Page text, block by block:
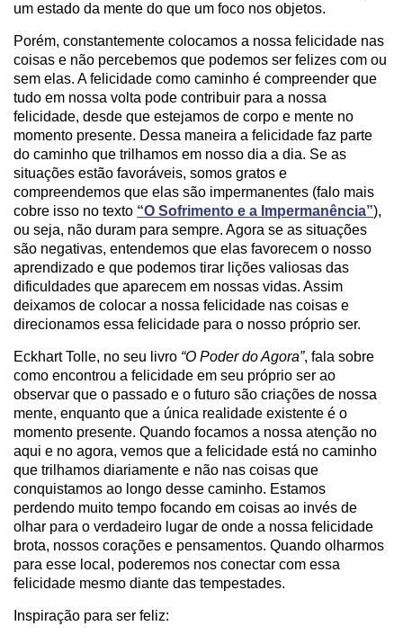
um estado da mente do que um foco nos objetos.
Porém, constantemente colocamos a nossa felicidade nas
coisas e não percebemos que podemos ser felizes com ou
sem elas. A felicidade como caminho é compreender que
tudo em nossa volta pode contribuir para a nossa
felicidade, desde que estejamos de corpo e mente no
momento presente. Dessa maneira a felicidade faz parte
do caminho que trilhamos em nosso dia a dia. Se as
situações estão favoráveis, somos gratos e
compreendemos que elas são impermanentes (falo mais
cobre isso no texto “O Sofrimento e a Impermanência”),
ou seja, não duram para sempre. Agora se as situações
são negativas, entendemos que elas favorecem o nosso
aprendizado e que podemos tirar lições valiosas das
dificuldades que aparecem em nossas vidas. Assim
deixamos de colocar a nossa felicidade nas coisas e
direcionamos essa felicidade para o nosso próprio ser.
Eckhart Tolle, no seu livro “O Poder do Agora”, fala sobre
como encontrou a felicidade em seu próprio ser ao
observar que o passado e o futuro são criações de nossa
mente, enquanto que a única realidade existente é o
momento presente. Quando focamos a nossa atenção no
aqui e no agora, vemos que a felicidade está no caminho
que trilhamos diariamente e não nas coisas que
conquistamos ao longo desse caminho. Estamos
perdendo muito tempo focando em coisas ao invés de
olhar para o verdadeiro lugar de onde a nossa felicidade
brota, nossos corações e pensamentos. Quando olharmos
para esse local, poderemos nos conectar com essa
felicidade mesmo diante das tempestades.
Inspiração para ser feliz: